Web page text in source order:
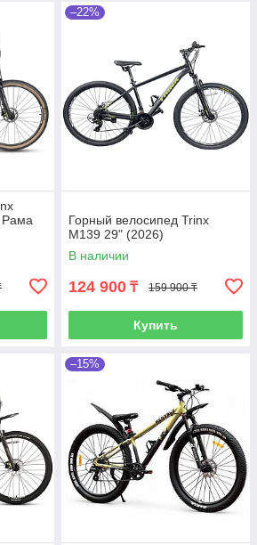
Рама
–22%
Горный велосипед Trinx
M139 29" (2026)
В наличии
124 900 ₸ 159 900 ₸
Купить
–15%